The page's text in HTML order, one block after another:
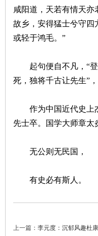
咸阳道，天若有情天亦
故乡，安得猛士兮守四
或轻于鸿毛。”
起句便自不凡，“登
死，独将千古让先生”
作为中国近代史上杰
先士卒。国学大师章
无公则无民国，
有史必有斯人。
上一篇： 李元度：沉郁风趣杜